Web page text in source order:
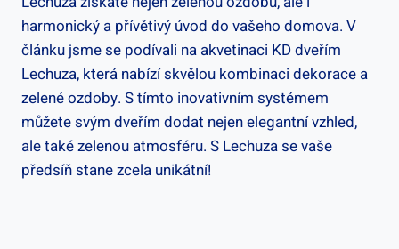
harmonický a přívětivý úvod do vašeho domova. V
článku jsme se podívali na akvetinaci KD dveřím
Lechuza, která nabízí skvělou kombinaci dekorace a
zelené ozdoby. S tímto inovativním systémem
můžete svým dveřím dodat nejen elegantní vzhled,
ale také zelenou atmosféru. S Lechuza se vaše
předsíň stane zcela unikátní!